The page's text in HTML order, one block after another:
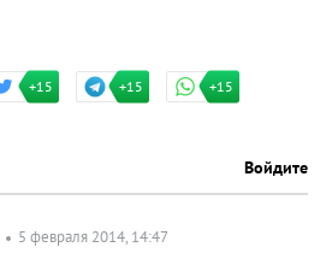
+15 +15 +15
Войдите
5 февраля 2014, 14:47